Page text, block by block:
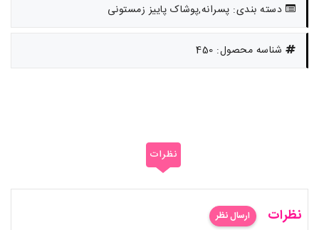
دسته بندی: پسرانه,پوشاک پاییز زمستونی
شناسه محصول: 450
نظرات
نظرات ارسال نظر